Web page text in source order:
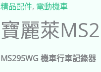
精品配件, 電動機車
寶麗萊
MS295WG 機車行車記錄器